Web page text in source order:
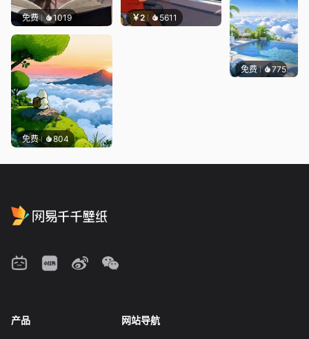
免费 1019 ￥2 5611
免费 804
免费 775豆子
产品 网站导航